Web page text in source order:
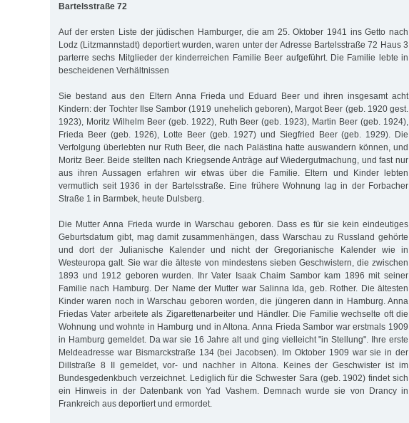
Bartelsstraße 72
Auf der ersten Liste der jüdischen Hamburger, die am 25. Oktober 1941 ins Getto nach
Lodz (Litzmannstadt) deportiert wurden, waren unter der Adresse Bartelsstraße 72 Haus 3
parterre sechs Mitglieder der kinderreichen Familie Beer aufgeführt. Die Familie lebte in
bescheidenen Verhältnissen
Sie bestand aus den Eltern Anna Frieda und Eduard Beer und ihren insgesamt acht
Kindern: der Tochter Ilse Sambor (1919 unehelich geboren), Margot Beer (geb. 1920 gest.
1923), Moritz Wilhelm Beer (geb. 1922), Ruth Beer (geb. 1923), Martin Beer (geb. 1924),
Frieda Beer (geb. 1926), Lotte Beer (geb. 1927) und Siegfried Beer (geb. 1929). Die
Verfolgung überlebten nur Ruth Beer, die nach Palästina hatte auswandern können, und
Moritz Beer. Beide stellten nach Kriegsende Anträge auf Wiedergutmachung, und fast nur
aus ihren Aussagen erfahren wir etwas über die Familie. Eltern und Kinder lebten
vermutlich seit 1936 in der Bartelsstraße. Eine frühere Wohnung lag in der Forbacher
Straße 1 in Barmbek, heute Dulsberg.
Die Mutter Anna Frieda wurde in Warschau geboren. Dass es für sie kein eindeutiges
Geburtsdatum gibt, mag damit zusammenhängen, dass Warschau zu Russland gehörte
und dort der Julianische Kalender und nicht der Gregorianische Kalender wie in
Westeuropa galt. Sie war die älteste von mindestens sieben Geschwistern, die zwischen
1893 und 1912 geboren wurden. Ihr Vater Isaak Chaim Sambor kam 1896 mit seiner
Familie nach Hamburg. Der Name der Mutter war Salinna Ida, geb. Rother. Die ältesten
Kinder waren noch in Warschau geboren worden, die jüngeren dann in Hamburg. Anna
Friedas Vater arbeitete als Zigarettenarbeiter und Händler. Die Familie wechselte oft die
Wohnung und wohnte in Hamburg und in Altona. Anna Frieda Sambor war erstmals 1909
in Hamburg gemeldet. Da war sie 16 Jahre alt und ging vielleicht "in Stellung". Ihre erste
Meldeadresse war Bismarckstraße 134 (bei Jacobsen). Im Oktober 1909 war sie in der
Dillstraße 8 II gemeldet, vor- und nachher in Altona. Keines der Geschwister ist im
Bundesgedenkbuch verzeichnet. Lediglich für die Schwester Sara (geb. 1902) findet sich
ein Hinweis in der Datenbank von Yad Vashem. Demnach wurde sie von Drancy in
Frankreich aus deportiert und ermordet.